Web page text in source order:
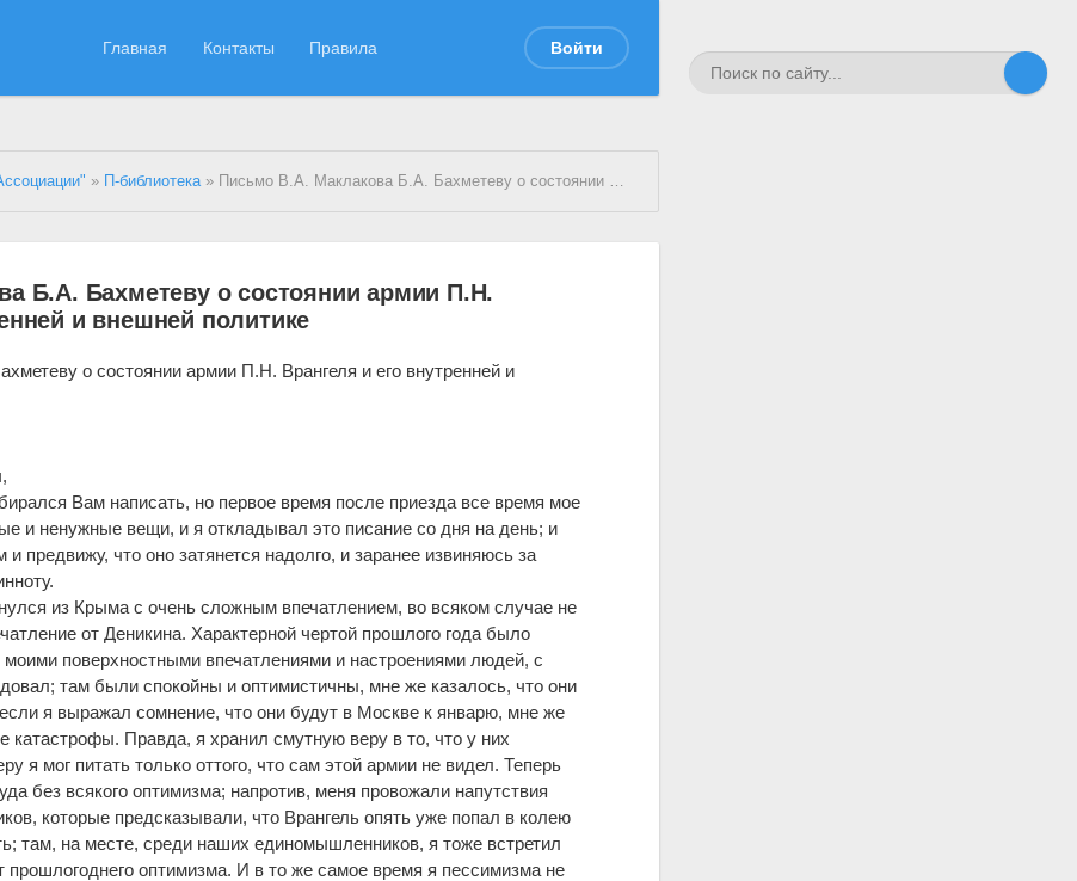
Главная Контакты Правила Войти
» П-библиотека» Письмо В.А. Маклакова Б.А. Бахметеву о состоянии армии П.Н. Врангеля и его внутренней и внешней политике
Б.А. Бахметеву о состоянии армии П.Н.
и внешней политике
о состоянии армии П.Н. Врангеля и его внутренней и
Вам написать, но первое время после приезда все время мое
и ненужные вещи, и я откладывал это писание со дня на день; и
предвижу, что оно затянется надолго, и заранее извиняюсь за
из Крыма с очень сложным впечатлением, во всяком случае не
от Деникина. Характерной чертой прошлого года было
моими поверхностными впечатлениями и настроениями людей, с
там были спокойны и оптимистичны, мне же казалось, что они
я выражал сомнение, что они будут в Москве к январю, мне же
катастрофы. Правда, я хранил смутную веру в то, что у них
я мог питать только оттого, что сам этой армии не видел. Теперь
без всякого оптимизма; напротив, меня провожали напутствия
которые предсказывали, что Врангель опять уже попал в колею
там, на месте, среди наших единомышленников, я тоже встретил
прошлогоднего оптимизма. И в то же самое время я пессимизма не